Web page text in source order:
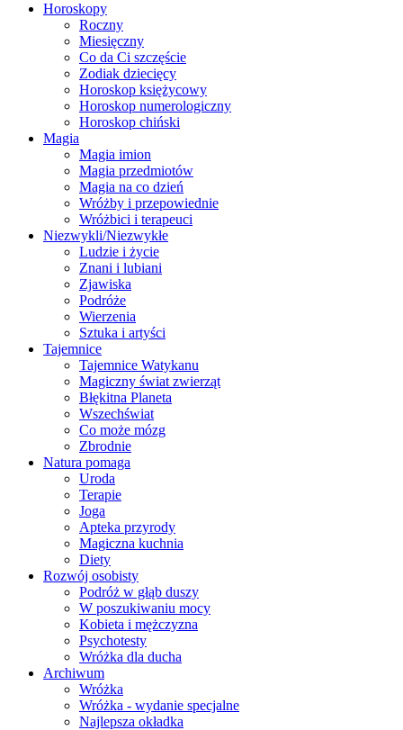
Horoskopy
Roczny
Miesięczny
Co da Ci szczęście
Zodiak dziecięcy
Horoskop księżycowy
Horoskop numerologiczny
Horoskop chiński
Magia
Magia imion
Magia przedmiotów
Magia na co dzień
Wróżby i przepowiednie
Wróżbici i terapeuci
Niezwykli/Niezwykłe
Ludzie i życie
Znani i lubiani
Zjawiska
Podróże
Wierzenia
Sztuka i artyści
Tajemnice
Tajemnice Watykanu
Magiczny świat zwierząt
Błękitna Planeta
Wszechświat
Co może mózg
Zbrodnie
Natura pomaga
Uroda
Terapie
Joga
Apteka przyrody
Magiczna kuchnia
Diety
Rozwój osobisty
Podróż w głąb duszy
W poszukiwaniu mocy
Kobieta i mężczyzna
Psychotesty
Wróżka dla ducha
Archiwum
Wróżka
Wróżka - wydanie specjalne
Najlepsza okładka